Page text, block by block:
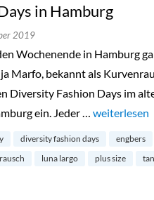
in Hamburg
2019
Wochenende in Hamburg
Marfo, bekannt als
Diversity Fashion Days im
ein. Jeder … „Diversity
weiterlesen
diversity fashion days engbers
luna largo plus size